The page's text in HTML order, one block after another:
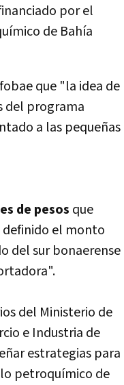
por el
de Bahí­a
que "la idea de
del programa
a las pequeñas
de pesos que
definido el monto
del sur bonaerense
del Ministerio de
e Industria de
estrategias para
petroquí­mico de